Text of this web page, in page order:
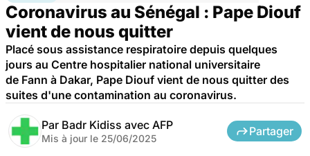
Coronavirus au Sénégal : Pape Diouf
vient de nous quitter
Placé sous assistance respiratoire depuis quelques
jours au Centre hospitalier national universitaire
de Fann à Dakar, Pape Diouf vient de nous quitter des
suites d'une contamination au coronavirus.
Par Badr Kidiss avec AFP
Mis à jour le 25/06/2025
Partager